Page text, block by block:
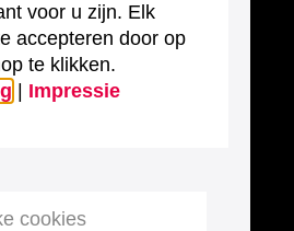
voor u zijn. Elk
accepteren door op
te klikken.
Impressie
cookies